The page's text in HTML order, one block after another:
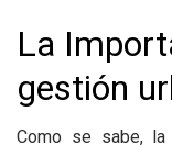
La
gestión
Como se sabe, la